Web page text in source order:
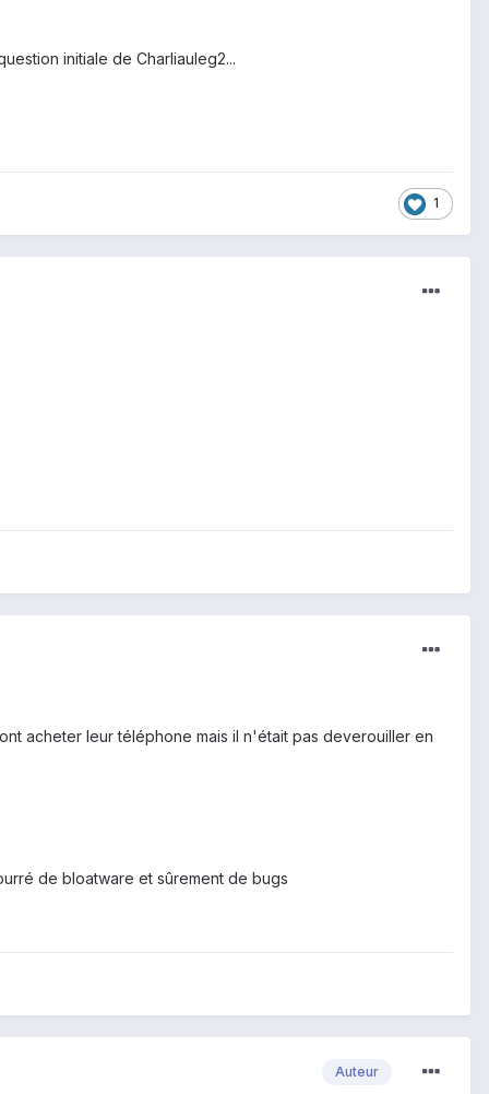
initiale de Charliauleg2...
1
acheter leur téléphone mais il n'était pas deverouiller en
de bloatware et sûrement de bugs
Auteur